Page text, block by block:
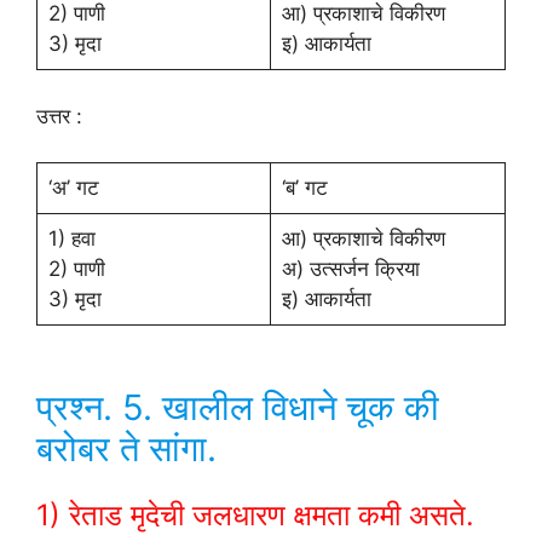
2) पाणी
3) मृदा
आ) प्रकाशाचे विकीरण
इ) आकार्यता
उत्तर :
‘अ’ गट ‘ब’ गट
1) हवा
2) पाणी
3) मृदा
आ) प्रकाशाचे विकीरण
अ) उत्सर्जन क्रिया
इ) आकार्यता
प्रश्न. 5. खालील विधाने चूक की
बरोबर ते सांगा.
1) रेताड मृदेची जलधारण क्षमता कमी असते.